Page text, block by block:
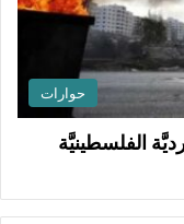
حوارات
الفلسطينيَّة